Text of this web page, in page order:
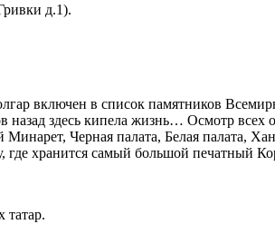
д.1).
включен в список памятников
здесь кипела жизнь… Осмотр всех
Черная палата, Белая палата,
где хранится самый большой печатный
татар.